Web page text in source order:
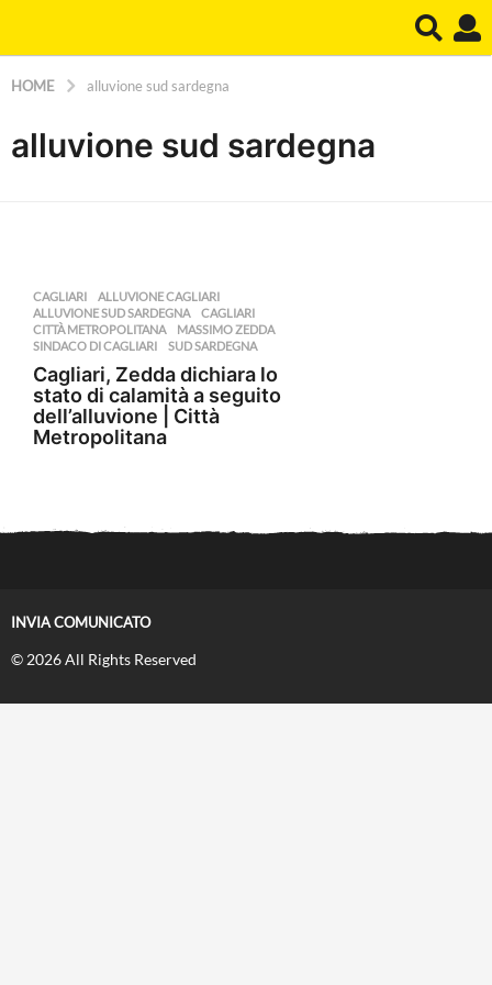
HOME alluvione sud sardegna
alluvione sud sardegna
CAGLIARI ALLUVIONE CAGLIARI
ALLUVIONE SUD SARDEGNA
,CAGLIARI
CITTÀ METROPOLITANA
,MASSIMO ZEDDA
SINDACO DI CAGLIARI
,SUD SARDEGNA
Cagliari, Zedda dichiara lo
stato di calamità a seguito
dell’alluvione | Città
Metropolitana
INVIA COMUNICATO
© 2026 All Rights Reserved